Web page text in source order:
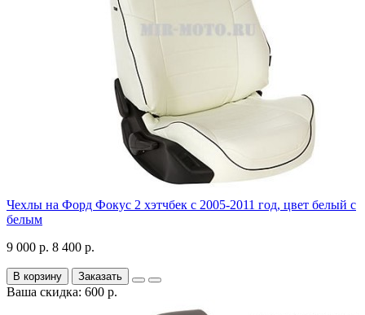
Чехлы на Форд Фокус 2 хэтчбек с 2005-2011 год, цвет белый с
белым
9 000 р. 8 400 р.
В корзину Заказать
Ваша скидка: 600 р.